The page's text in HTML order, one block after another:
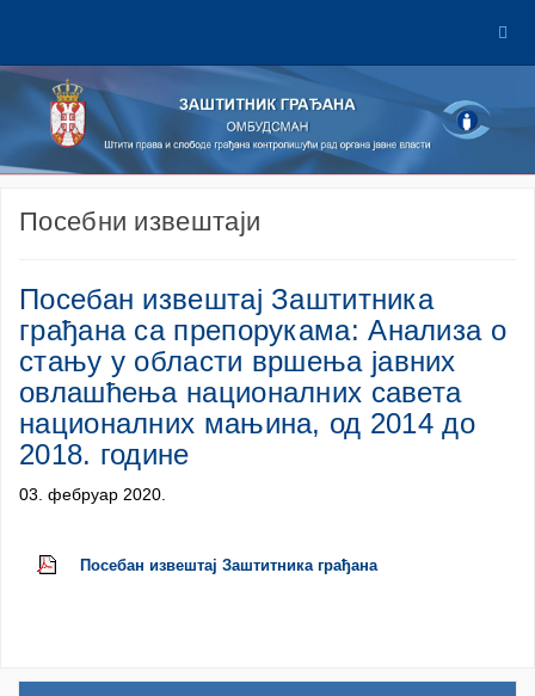
Посебни извештаји
Посебан извештај Заштитника
грађана са препорукама: Анализа о
стању у области вршења јавних
овлашћења националних савета
националних мањина, од 2014 до
2018. године
03. фебруар 2020.
Посебан извештај Заштитника грађана